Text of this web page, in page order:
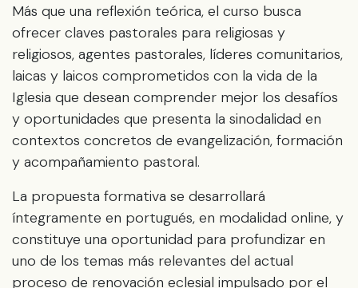
Más que una reflexión teórica, el curso busca
ofrecer claves pastorales para religiosas y
religiosos, agentes pastorales, líderes comunitarios,
laicas y laicos comprometidos con la vida de la
Iglesia que desean comprender mejor los desafíos
y oportunidades que presenta la sinodalidad en
contextos concretos de evangelización, formación
y acompañamiento pastoral.
La propuesta formativa se desarrollará
íntegramente en portugués, en modalidad online, y
constituye una oportunidad para profundizar en
uno de los temas más relevantes del actual
proceso de renovación eclesial impulsado por el